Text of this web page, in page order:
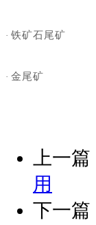
· 铁矿石尾矿
· 金尾矿
上一篇
用
下一篇